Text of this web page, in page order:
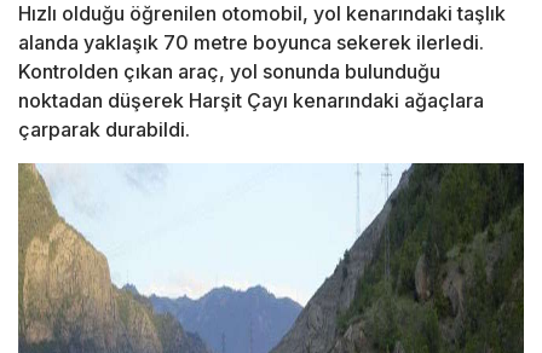
Hızlı olduğu öğrenilen otomobil, yol kenarındaki taşlık
alanda yaklaşık 70 metre boyunca sekerek ilerledi.
Kontrolden çıkan araç, yol sonunda bulunduğu
noktadan düşerek Harşit Çayı kenarındaki ağaçlara
çarparak durabildi.